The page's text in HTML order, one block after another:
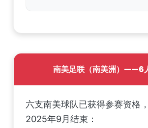
南美足联（南美洲）——6
六支南美球队已获得参赛资格
2025年9月结束：